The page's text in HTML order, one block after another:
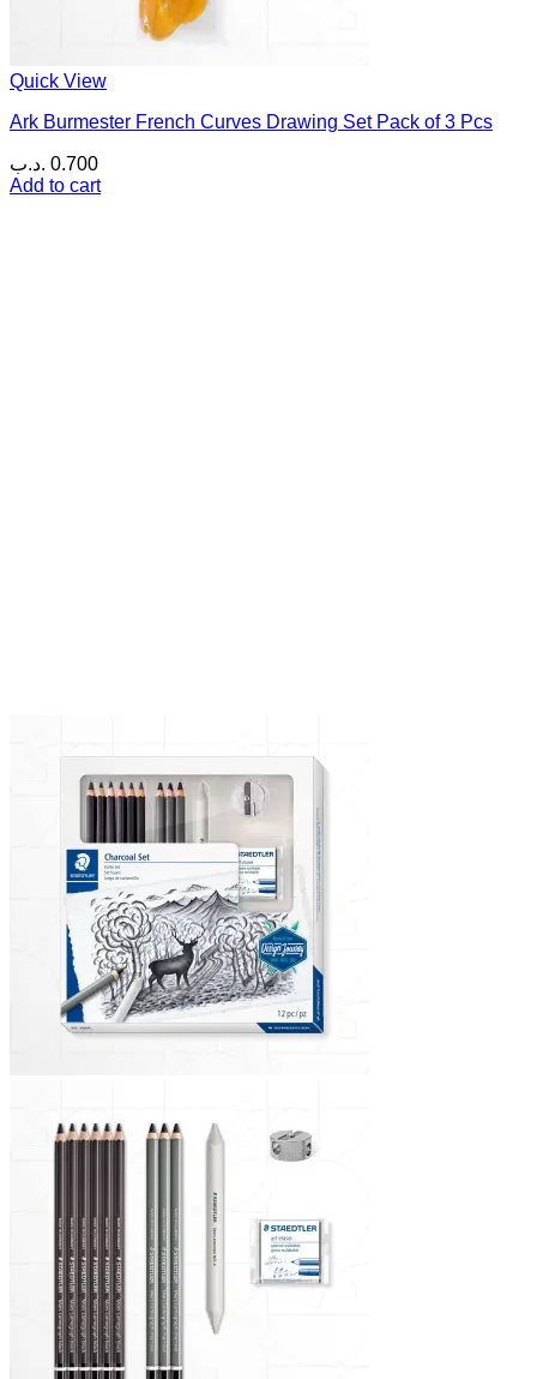
Quick View
Ark Burmester French Curves Drawing Set Pack of 3 Pcs
0.700 .د.ب
Add to cart